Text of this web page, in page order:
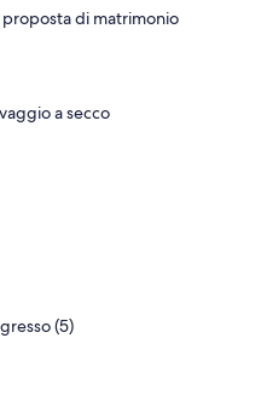
di matrimonio
a secco
(5)